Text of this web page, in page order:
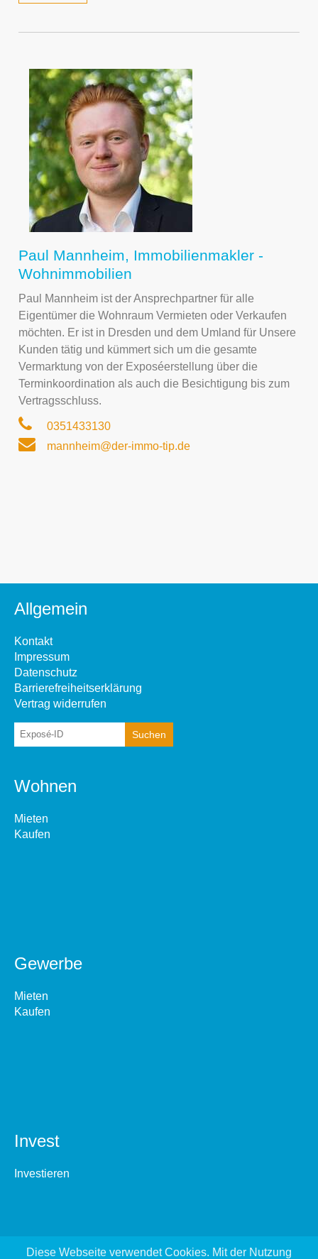
Paul Mannheim, Immobilienmakler -
Wohnimmobilien
Paul Mannheim ist der Ansprechpartner für alle
Eigentümer die Wohnraum Vermieten oder Verkaufen
möchten. Er ist in Dresden und dem Umland für Unsere
Kunden tätig und kümmert sich um die gesamte
Vermarktung von der Exposéerstellung über die
Terminkoordination als auch die Besichtigung bis zum
Vertragsschluss.
0351433130
mannheim@der-immo-tip.de
Allgemein
Kontakt
Impressum
Datenschutz
Barrierefreiheitserklärung
Vertrag widerrufen
Wohnen
Mieten
Kaufen
Gewerbe
Mieten
Kaufen
Invest
Investieren
Diese Webseite verwendet Cookies. Mit der Nutzung